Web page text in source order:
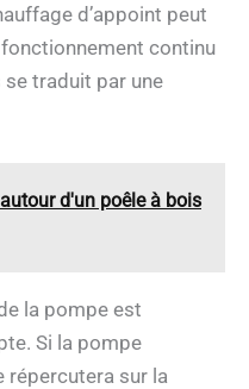
d’appoint peut
continu
traduit par une
d'un poêle à bois
la pompe est
Si la pompe
répercutera sur la